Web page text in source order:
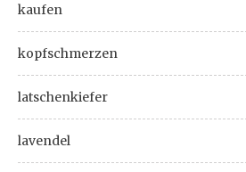
kaufen
kopfschmerzen
latschenkiefer
lavendel